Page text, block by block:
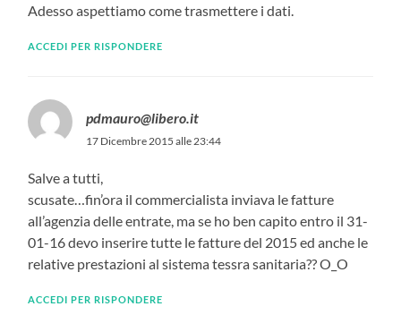
Adesso aspettiamo come trasmettere i dati.
ACCEDI PER RISPONDERE
pdmauro@libero.it
17 Dicembre 2015 alle 23:44
Salve a tutti,
scusate…fin’ora il commercialista inviava le fatture
all’agenzia delle entrate, ma se ho ben capito entro il 31-
01-16 devo inserire tutte le fatture del 2015 ed anche le
relative prestazioni al sistema tessra sanitaria?? O_O
ACCEDI PER RISPONDERE